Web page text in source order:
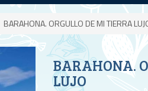
BARAHONA. ORGULLO DE MI TIERRA
BARAHONA.
LUJO